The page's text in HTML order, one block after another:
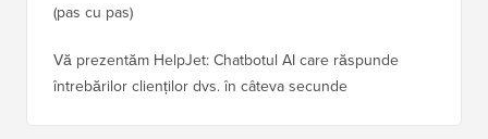
(pas cu pas)
Vă prezentăm HelpJet: Chatbotul AI care răspunde
întrebărilor clienților dvs. în câteva secunde